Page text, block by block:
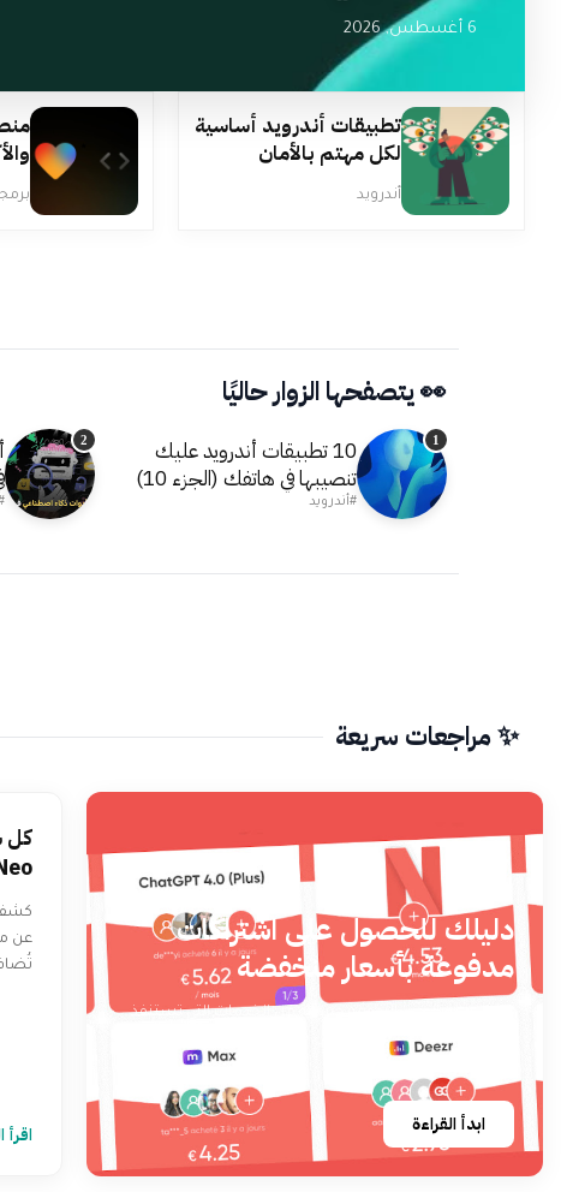
6 أغسطس, 2026
تطبيقات أندرويد أساسية
لكل مهتم بالأمان
والخصوصية
أندرويد
👀 يتصفحها الزوار حاليًا
1
10 تطبيقات أندرويد عليك
تنصيبها في هاتفك (الجزء 10)
#أندرويد
2
✨ مراجعات سريعة
دليلك للحصول على اشتراكات
مدفوعة بأسعار منخفضة
يعج العالم التقني اليوم بمجموعة من الخدمات التي تستنفذ
محافظنا وأموالنا، خصوصًا في ظل تكاثر خدمات التي تعتمد
ابدأ القراءة
كل
آبل
عن